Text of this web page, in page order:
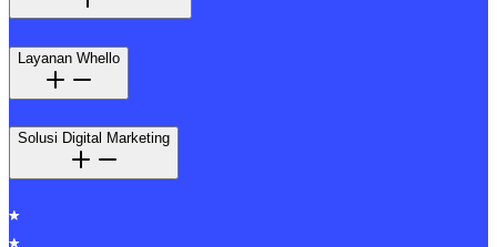
Layanan Whello
Solusi Digital Marketing